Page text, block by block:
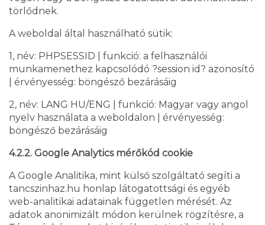
törlődnek.
A weboldal által használható sütik:
1, név: PHPSESSID | funkció: a felhasználói
munkamenethez kapcsolódó ?session id? azonosító
| érvényesség: böngésző bezárásáig
2, név: LANG HU/ENG | funkció: Magyar vagy angol
nyelv használata a weboldalon | érvényesség:
böngésző bezárásáig
4.2.2. Google Analytics mérőkód cookie
A Google Analitika, mint külső szolgáltató segíti a
tancszinhaz.hu honlap látogatottsági és egyéb
web-analitikai adatainak független mérését. Az
adatok anonimizált módon kerülnek rögzítésre, a